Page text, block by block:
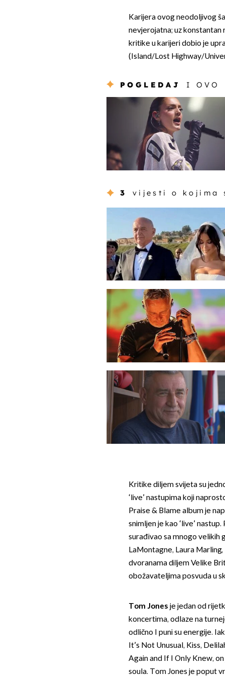
Karijera ovog neodoljivog
nevjerojatna; uz
kritike u karijeri dobio je
(Island/Lost Highway/
POGLEDAJ I OVO
3 vijesti o kojima
Kritike diljem svijeta su
‘live’ nastupima koji
Praise & Blame album je
snimljen je kao ‘live’
surađivao sa mnogo velikih
LaMontagne, Laura
dvoranama diljem Velike
obožavateljima posvuda u
Tom Jones je jedan od
koncertima, odlaze na
odlično I puni su energije.
It’s Not Unusual, Kiss,
Again and If I Only Knew,
soula. Tom Jones je poput